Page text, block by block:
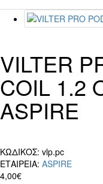
VILTER
COIL 1.2
ASPIRE
ΚΩΔΙΚΟΣ: vlp.pc
ΕΤΑΙΡΕΙΑ: ASPIRE
4,00€